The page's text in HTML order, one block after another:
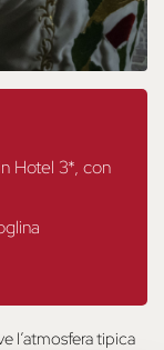
Hotel 3*, con
l’atmosfera tipica